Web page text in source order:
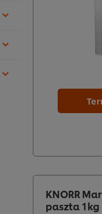
KNORR
paszta 1kg